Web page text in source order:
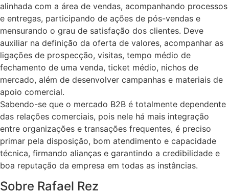
alinhada com a área de vendas, acompanhando processos
e entregas, participando de ações de pós-vendas e
mensurando o grau de satisfação dos clientes. Deve
auxiliar na definição da oferta de valores, acompanhar as
ligações de prospecção, visitas, tempo médio de
fechamento de uma venda, ticket médio, nichos de
mercado, além de desenvolver campanhas e materiais de
apoio comercial.
Sabendo-se que o mercado B2B é totalmente dependente
das relações comerciais, pois nele há mais integração
entre organizações e transações frequentes, é preciso
primar pela disposição, bom atendimento e capacidade
técnica, firmando alianças e garantindo a credibilidade e
boa reputação da empresa em todas as instâncias.
Sobre Rafael Rez